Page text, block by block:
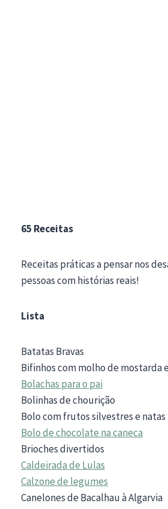
65 Receitas
Receitas práticas a pensar nos
pessoas com histórias reais!
Lista
Batatas Bravas
Bifinhos com molho de mostarda
Bolachas para o pai
Bolinhas de chourição
Bolo com frutos silvestres e natas
Bolo de chocolate na caneca
Brioches divertidos
Caldeirada de Lulas
Calzone de legumes
Canelones de Bacalhau à Algarvia